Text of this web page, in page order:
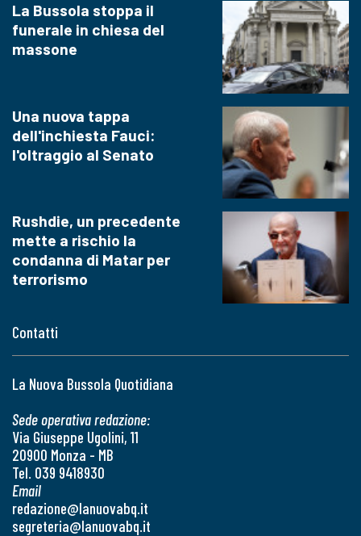
Contatti
La Nuova Bussola Quotidiana
Sede operativa redazione:
Via Giuseppe Ugolini, 11
20900 Monza - MB
Tel. 039 9418930
Email
redazione@lanuovabq.it
segreteria@lanuovabq.it
La Bussola stoppa il
funerale in chiesa del
massone
Una nuova tappa
dell'inchiesta Fauci:
l'oltraggio al Senato
Rushdie, un precedente
mette a rischio la
condanna di Matar per
terrorismo